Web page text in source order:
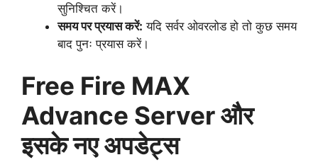
सुनिश्चित करें।
समय पर प्रयास करें: यदि सर्वर ओवरलोड हो तो कुछ समय
बाद पुनः प्रयास करें।
Free Fire MAX
Advance Server और
इसके नए अपडेट्स